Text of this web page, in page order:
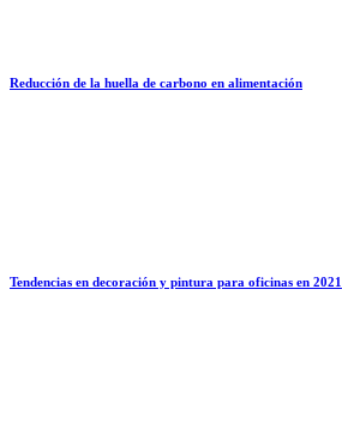
Reducción de la huella de carbono en alimentación
Tendencias en decoración y pintura para oficinas en 2021